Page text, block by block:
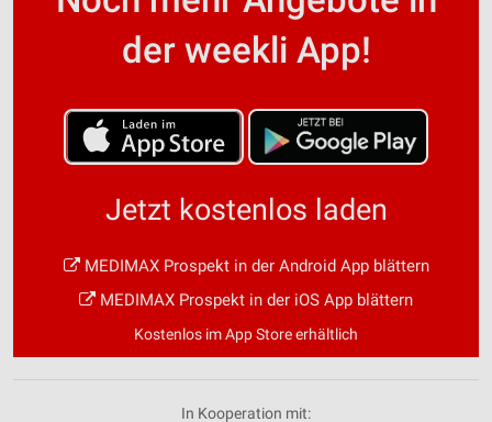
der weekli App!
Jetzt kostenlos laden
MEDIMAX Prospekt in der Android App blättern
MEDIMAX Prospekt in der iOS App blättern
Kostenlos im App Store erhältlich
In Kooperation mit: